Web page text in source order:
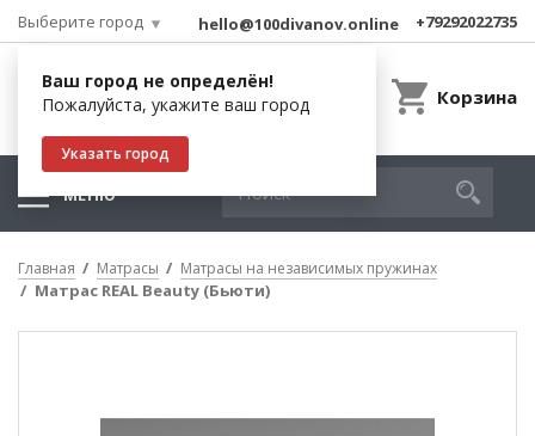
Выберите город
Ваш город не определён!
Пожалуйста, укажите ваш город
Указать город
hello@100divanov.online +79292022735
Корзина
МЕНЮ
Главная Матрасы Матрасы на независимых пружинах
Матрас REAL Beauty (Бьюти)